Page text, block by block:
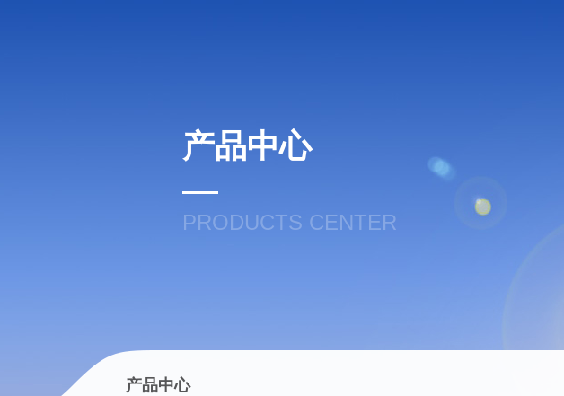
产品中心
PRODUCTS CENTER
产品中心